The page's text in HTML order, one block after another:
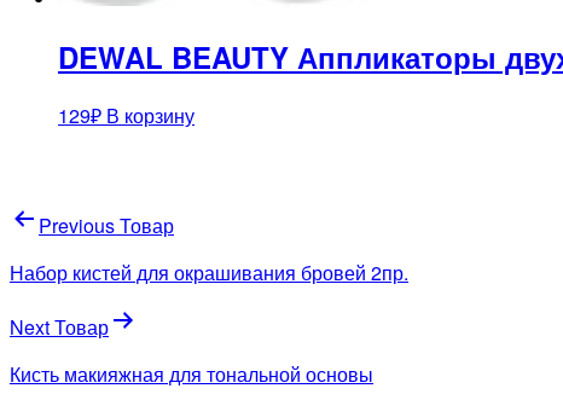
DEWAL BEAUTY Аппликаторы
129₽ В корзину
Навигация
по
записям
Previous Товар
Набор кистей для окрашивания бровей 2пр.
Next Товар
Кисть макияжная для тональной основы